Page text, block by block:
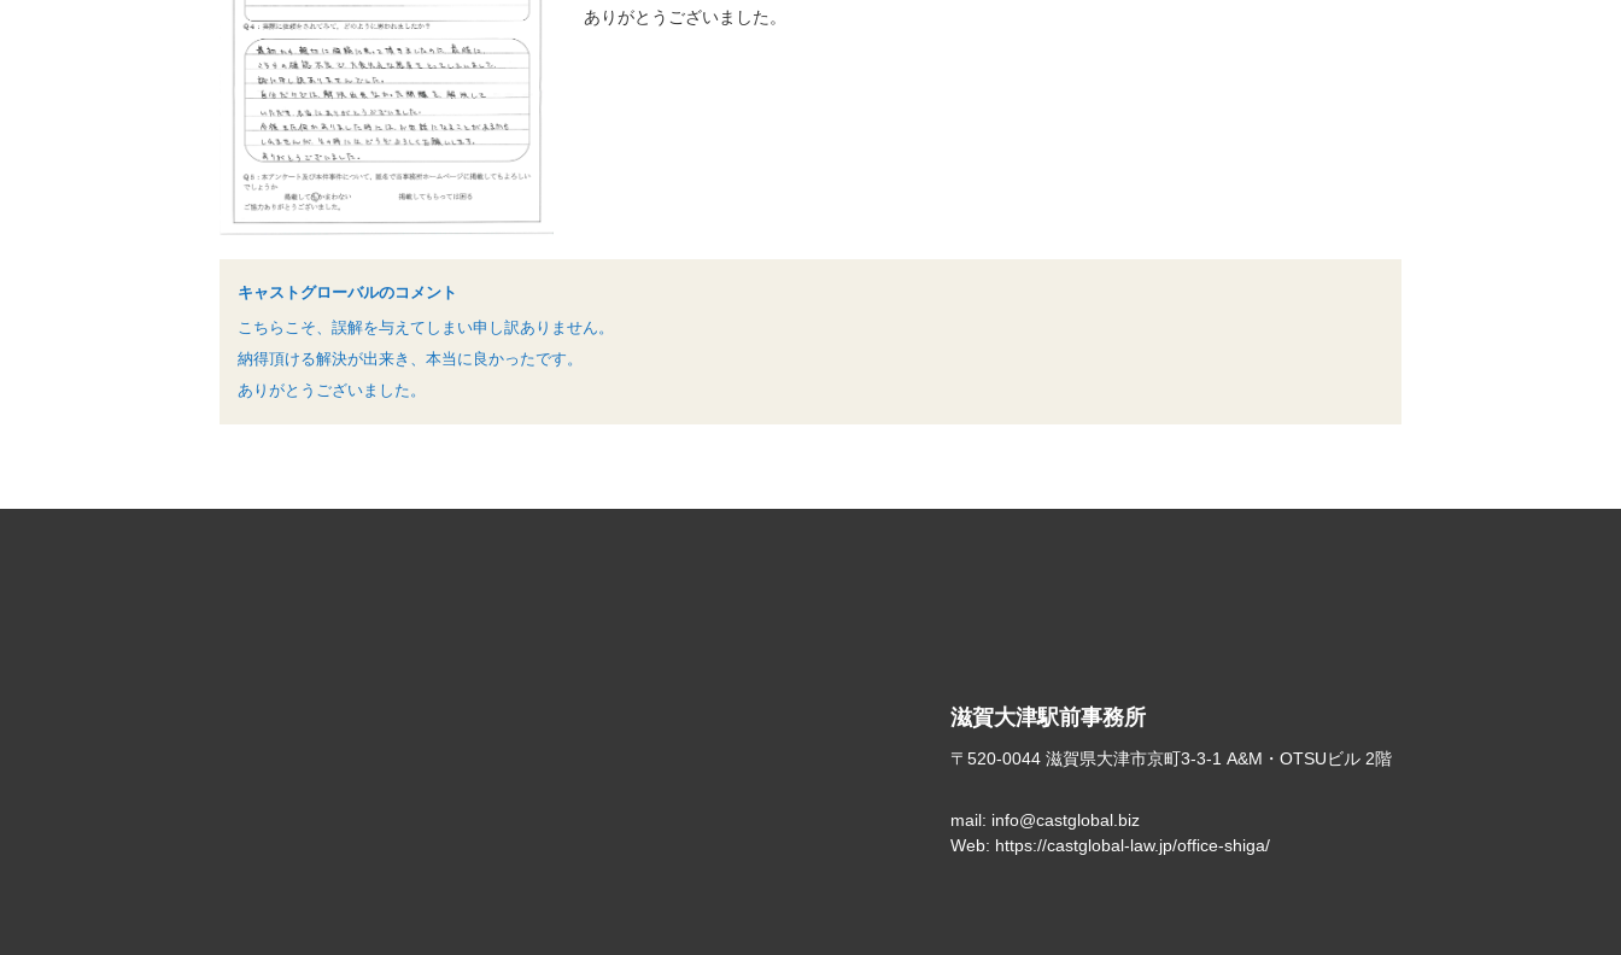
ありがとうございました。
キャストグローバルのコメント
こちらこそ、誤解を与えてしまい申し訳ありません。
納得頂ける解決が出来き、本当に良かったです。
ありがとうございました。
滋賀大津駅前事務所
〒520-0044 滋賀県大津市京町3-3-1 A&M・OTSUビル 2階
mail: info@castglobal.biz
Web: https://castglobal-law.jp/office-shiga/